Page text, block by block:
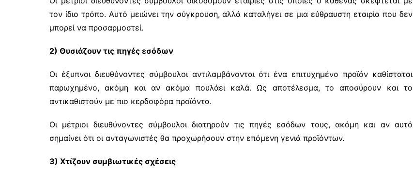
τον ίδιο τρόπο. Αυτό μειώνει την σύγκρουση, αλλά καταλήγει σε μια εύθραυστη εταιρία που δεν
μπορεί να προσαρμοστεί.
2) Θυσιάζουν τις πηγές εσόδων
Οι έξυπνοι διευθύνοντες σύμβουλοι αντιλαμβάνονται ότι ένα επιτυχημένο προϊόν καθίσταται
παρωχημένο, ακόμη και αν ακόμα πουλάει καλά. Ως αποτέλεσμα, το αποσύρουν και το
αντικαθιστούν με πιο κερδοφόρα προϊόντα.
Οι μέτριοι διευθύνοντες σύμβουλοι διατηρούν τις πηγές εσόδων τους, ακόμη και αν αυτό
σημαίνει ότι οι ανταγωνιστές θα προχωρήσουν στην επόμενη γενιά προϊόντων.
3) Χτίζουν συμβιωτικές σχέσεις